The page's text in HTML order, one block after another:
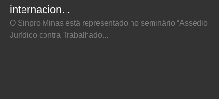
internacion...
O Sinpro Minas está representado no seminário “Assédio
Jurídico contra Trabalhado...